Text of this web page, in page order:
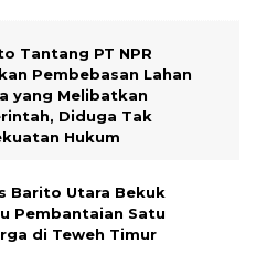
Tantang PT NPR
Pembebasan Lahan
yang Melibatkan
Diduga Tak
Hukum
Barito Utara Bekuk
Pembantaian Satu
di Teweh Timur